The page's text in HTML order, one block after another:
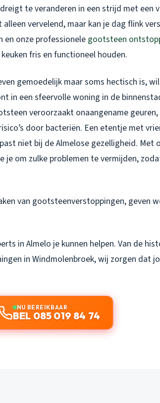
te veranderen in een strijd met een
vervelend, maar kan je dag flink
en onze professionelegootsteen
fris en functioneel houden.
gemoedelijk maar soms hectisch is,
in een sfeervolle woning in de
veroorzaakt onaangename
door bacteriën. Een etentje met
niet bij de Almelose gezelligheid. Met
je om zulke problemen te vermijden,
van gootsteenverstoppingen, geven
in Almelo je kunnen helpen. Van de
in Windmolenbroek, wij zorgen dat
NU BEREIKBAAR
BEL 085 019 84 74